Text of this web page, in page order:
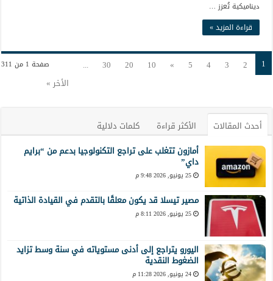
ديناميكية تُعزز …
قراءة المزيد »
صفحة 1 من 311 1
2
3
4
5
»
10
20
30
...
الأخر »
أحدث المقالات الأكثر قراءة
كلمات دلالية
أمازون تتغلب على تراجع التكنولوجيا بدعم من “برايم
داي”
25 يونيو, 2026 9:48 م
مصير تيسلا قد يكون معلقًا بالتقدم في القيادة الذاتية
25 يونيو, 2026 8:11 م
اليورو يتراجع إلى أدنى مستوياته في سنة وسط تزايد
الضغوط النقدية
24 يونيو, 2026 11:28 م